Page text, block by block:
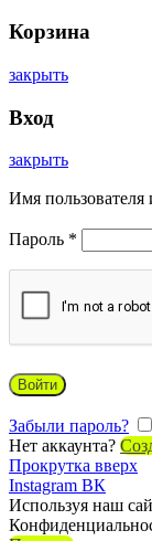
Корзина
закрыть
Вход
закрыть
Имя пользователя
Пароль *
Войти
Забыли пароль?
Нет аккаунта?
Прокрутка вверх
Instagram ВК
Используя наш